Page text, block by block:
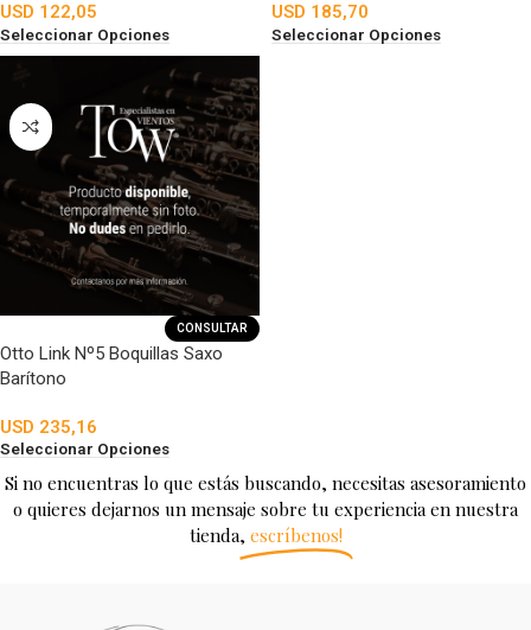
USD 122,05
Seleccionar Opciones
USD 185,70
Seleccionar Opciones
CONSULTAR
Otto Link Nº5 Boquillas Saxo
Barítono
USD 235,16
Seleccionar Opciones
Si no encuentras lo que estás buscando, necesitas asesoramiento
o quieres dejarnos un mensaje sobre tu experiencia en nuestra
tienda, escríbenos!